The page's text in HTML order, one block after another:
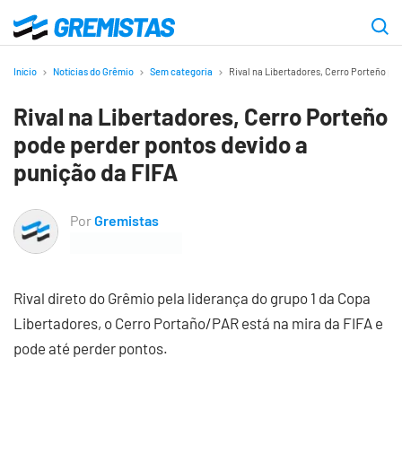
para
principal
Gremistas
Início Notícias do Grêmio Sem categoria Rival na Libertadores, Cerro Porteño
Rival na Libertadores, Cerro Porteño
pode perder pontos devido a
punição da FIFA
PorGremistas
Rival direto do Grêmio pela liderança do grupo 1 da Copa
Libertadores, o Cerro Portaño/PAR está na mira da FIFA e
pode até perder pontos.